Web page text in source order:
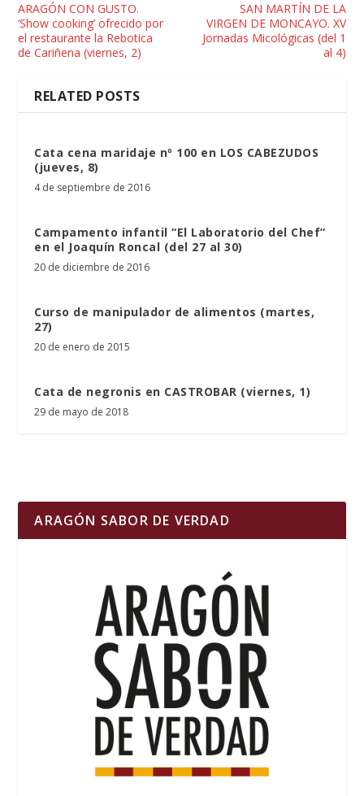
ARAGÓN CON GUSTO.
‘Show cooking’ ofrecido por
el restaurante la Rebotica
de Cariñena (viernes, 2)
SAN MARTÍN DE LA
VIRGEN DE MONCAYO. XV
Jornadas Micológicas (del 1
al 4)
RELATED POSTS
Cata cena maridaje nº 100 en LOS CABEZUDOS
(jueves, 8)
4 de septiembre de 2016
Campamento infantil “El Laboratorio del Chef”
en el Joaquín Roncal (del 27 al 30)
20 de diciembre de 2016
Curso de manipulador de alimentos (martes,
27)
20 de enero de 2015
Cata de negronis en CASTROBAR (viernes, 1)
29 de mayo de 2018
ARAGÓN SABOR DE VERDAD